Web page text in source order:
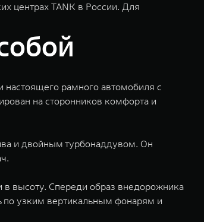
центрах TANK в России. Для
рамного автомобиля с
на сторонников комфорта и
и двойным турбонаддувом. Он
в высоту. Спереди образ внедорожника
по узким вертикальным фонарям и